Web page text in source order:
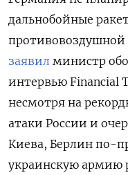
дальнобойные
заявил министр
интервью Financial
несмотря на
атаки России и
Киева, Берлин по-
украинскую армию